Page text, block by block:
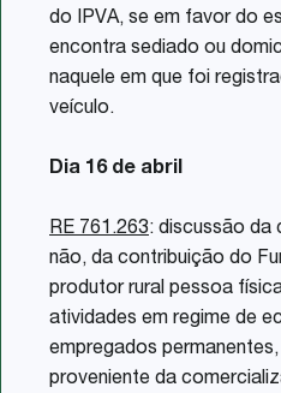
do IPVA, se em favor do
encontra sediado ou
naquele em que foi
veículo.
Dia 16 de abril
RE 761.263: discussão da
não, da contribuição do
produtor rural pessoa
atividades em regime de
empregados
proveniente da